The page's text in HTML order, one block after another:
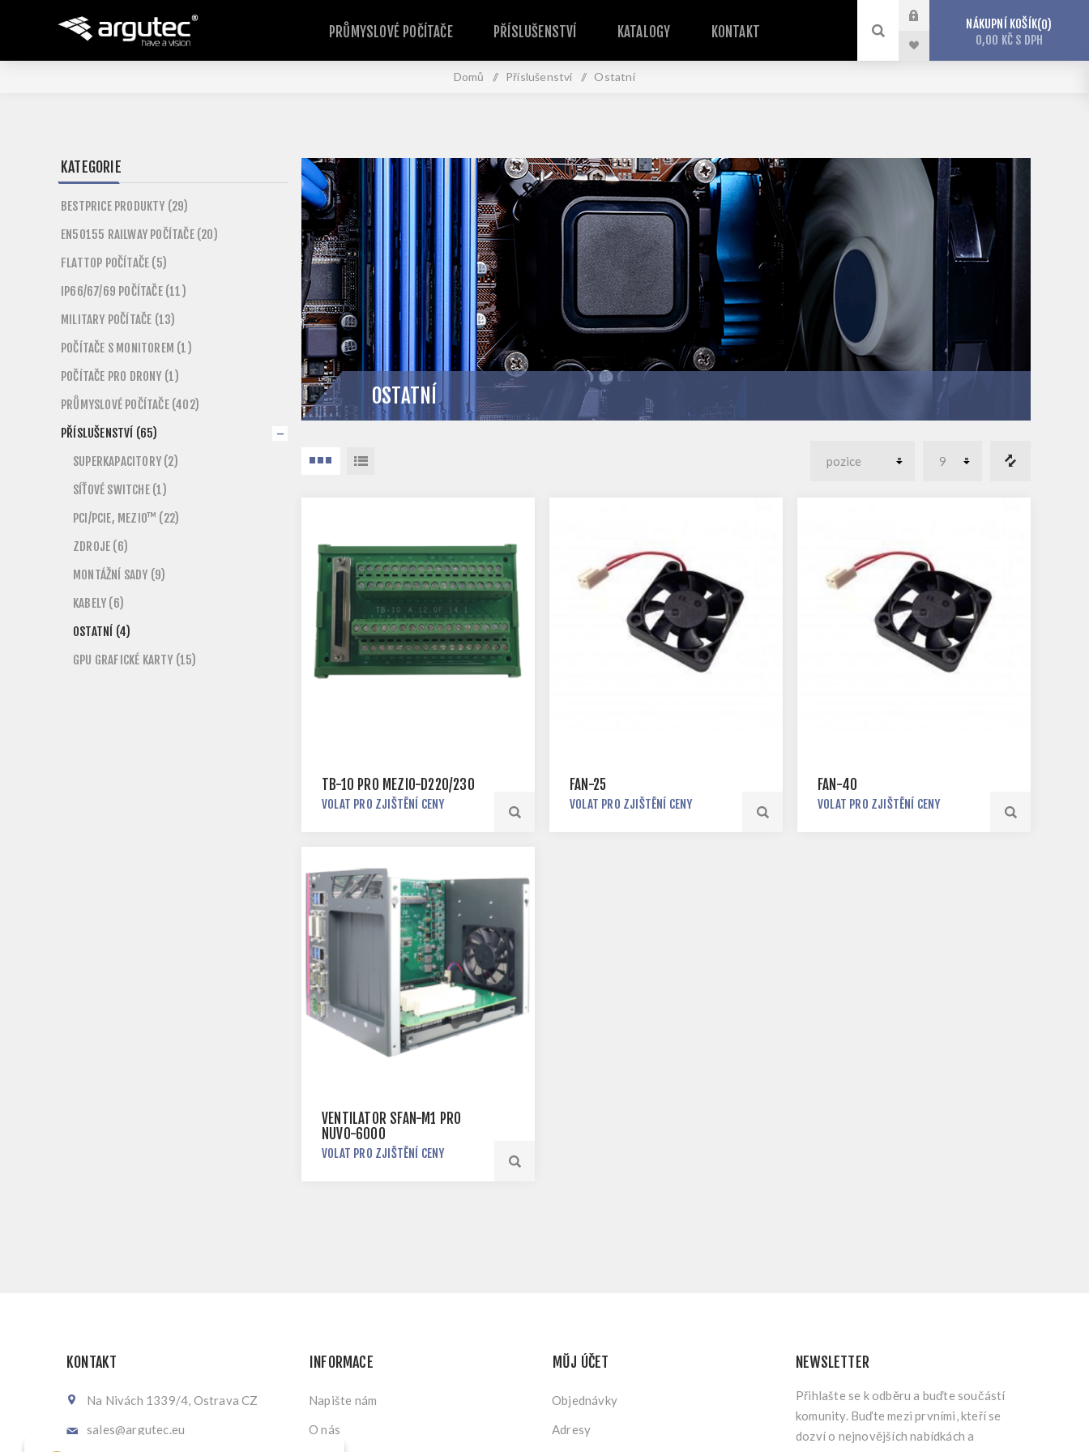
PRŮMYSLOVÉ POČÍTAČE PŘÍSLUŠENSTVÍ KATALOGY KONTAKT NÁKUPNÍ KOŠÍK 0
0,00 KČ S DPH
Domů / Příslušenství / Ostatní
OSTATNÍ
TB-10 PRO MEZIO-D220/230
VOLAT PRO ZJIŠTĚNÍ CENY
FAN-25
VOLAT PRO ZJIŠTĚNÍ CENY
FAN-40
VOLAT PRO ZJIŠTĚNÍ CENY
VENTILÁTOR SFAN-M1 PRO
NUVO-6000
VOLAT PRO ZJIŠTĚNÍ CENY
KATEGORIE
BESTPRICE PRODUKTY (29)
EN50155 RAILWAY POČÍTAČE (20)
FLATTOP POČÍTAČE (5)
IP66/67/69 POČÍTAČE (11)
MILITARY POČÍTAČE (13)
POČÍTAČE S MONITOREM (1)
POČÍTAČE PRO DRONY (1)
PRŮMYSLOVÉ POČÍTAČE (402)
PŘÍSLUŠENSTVÍ (65)
SUPERKAPACITORY (2)
SÍŤOVÉ SWITCHE (1)
PCI/PCIE, MEZIO™ (22)
ZDROJE (6)
MONTÁŽNÍ SADY (9)
KABELY (6)
OSTATNÍ (4)
GPU GRAFICKÉ KARTY (15)
KONTAKT
Na Nivách 1339/4, Ostrava CZ
sales@argutec.eu
INFORMACE
Napište nám
O nás
MŮJ ÚČET
Objednávky
Adresy
NEWSLETTER
Přihlašte se k odběru a buďte součástí
komunity. Buďte mezi prvními, kteří se
dozví o nejnovějších nabídkách a